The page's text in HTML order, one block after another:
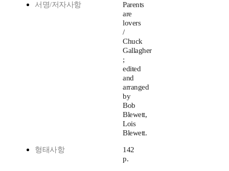
서명/저자사항
Parents
are
lovers
/
Chuck
Gallagher
;
edited
and
arranged
by
Bob
Blewett,
Lois
Blewett.
형태사항
142
p.